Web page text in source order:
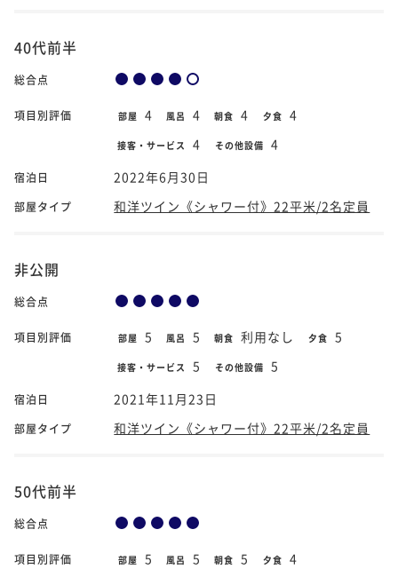
40代前半
総合点
項目別評価 部屋 4 風呂 4 朝食 4 夕食 4
接客・サービス 4 その他設備 4
宿泊日 2022年6月30日
部屋タイプ 和洋ツイン《シャワー付》22平米/2名定員
非公開
総合点
項目別評価 部屋 5 風呂 5 朝食 利用なし 夕食 5
接客・サービス 5 その他設備 5
宿泊日 2021年11月23日
部屋タイプ 和洋ツイン《シャワー付》22平米/2名定員
50代前半
総合点
項目別評価 部屋 5 風呂 5 朝食 5 夕食 4